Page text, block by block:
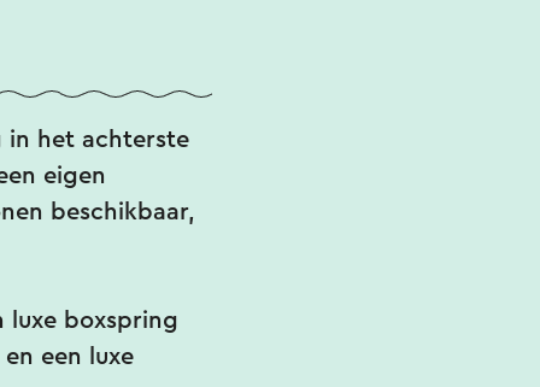
in het achterste
eigen
beschikbaar,
luxe boxspring
een luxe